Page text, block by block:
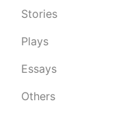
Stories
Plays
Essays
Others